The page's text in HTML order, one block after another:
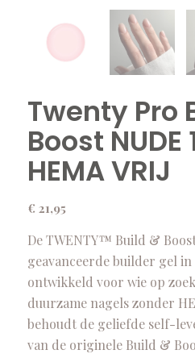
Twenty Pro
Boost NUDE
HEMA VRIJ
€ 21,95
De TWENTY™ Build &
geavanceerde builder gel in
ontwikkeld voor wie op
duurzame nagels zonder
behoudt de geliefde self-
van de originele Build &